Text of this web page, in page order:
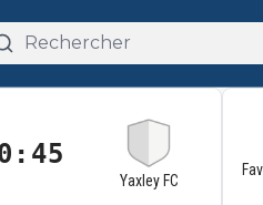
Yaxley FC